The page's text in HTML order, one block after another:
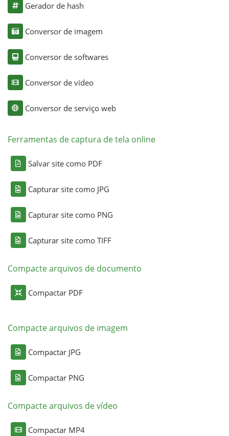
Gerador de hash
Conversor de imagem
Conversor de softwares
Conversor de vídeo
Conversor de serviço web
Ferramentas de captura de tela online
Salvar site como PDF
Capturar site como JPG
Capturar site como PNG
Capturar site como TIFF
Compacte arquivos de documento
Compactar PDF
Compacte arquivos de imagem
Compactar JPG
Compactar PNG
Compacte arquivos de vídeo
Compactar MP4